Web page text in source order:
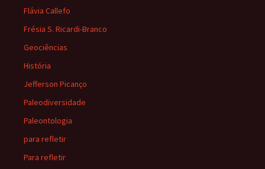
Flávia Callefo
Frésia S. Ricardi-Branco
Geociências
História
Jefferson Picanço
Paleodiversidade
Paleontologia
para refletir
Para refletir